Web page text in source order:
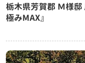
栃木県芳賀郡 Ｍ様
極みMAX』